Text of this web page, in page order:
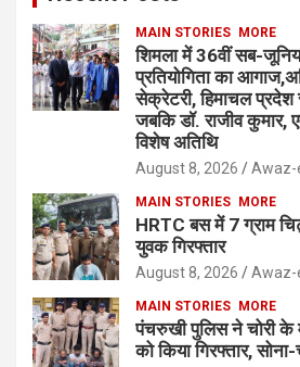
MAIN STORIES MORE
शिमला में 36वीं सब-
प्रतियोगिता का
सेक्रेटरी, हिमाचल प्रदेश
जबकि डॉ. राजीव कुमार,
विशेष अतिथि
August 8, 2026 Awaz-
MAIN STORIES MORE
HRTC बस में 7 ग्राम
युवक गिरफ्तार
August 8, 2026 Awaz-
MAIN STORIES MORE
पंचरुखी पुलिस ने चोरी के
को किया गिरफ्तार, सोना-